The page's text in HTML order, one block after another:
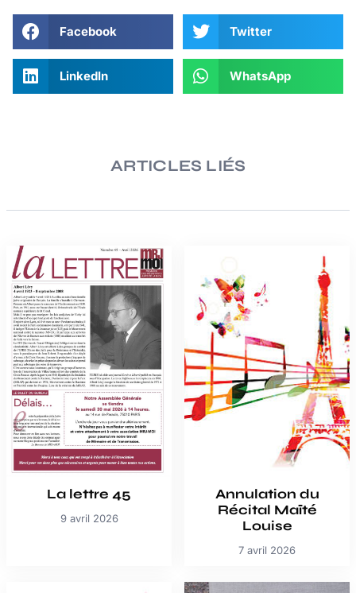
Facebook Twitter
LinkedIn WhatsApp
ARTICLES LIÉS
La lettre 45
9 avril 2026
Annulation du
Récital Maïté
Louise
7 avril 2026